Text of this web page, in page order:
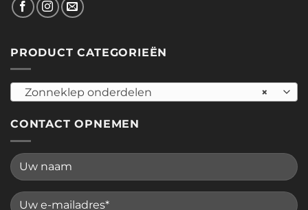
PRODUCT CATEGORIEËN
×
Zonneklep onderdelen
CONTACT OPNEMEN
Please leave this field empty.